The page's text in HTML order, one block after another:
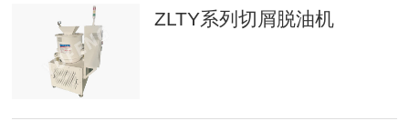
ZLTY系列切屑脱油机